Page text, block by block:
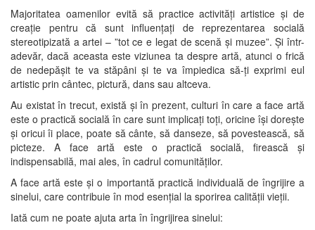
Majoritatea oamenilor evită să practice activități artistice și de
creație pentru că sunt influențați de reprezentarea socială
stereotipizată a artei – ”tot ce e legat de scenă și muzee”. Și într-
adevăr, dacă aceasta este viziunea ta despre artă, atunci o frică
de nedepășit te va stăpâni și te va împiedica să-ți exprimi eul
artistic prin cântec, pictură, dans sau altceva.
Au existat în trecut, există și în prezent, culturi în care a face artă
este o practică socială în care sunt implicați toți, oricine își dorește
și oricui îi place, poate să cânte, să danseze, să povestească, să
picteze. A face artă este o practică socială, firească și
indispensabilă, mai ales, în cadrul comunităților.
A face artă este și o importantă practică individuală de îngrijire a
sinelui, care contribuie în mod esențial la sporirea calității vieții.
Iată cum ne poate ajuta arta în îngrijirea sinelui: